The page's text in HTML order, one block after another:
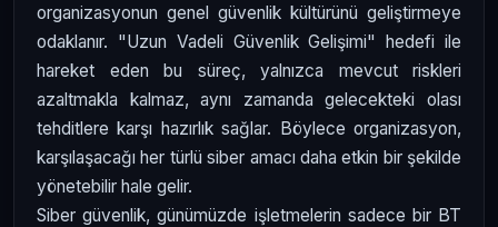
organizasyonun genel güvenlik kültürünü geliştirmeye
odaklanır. "Uzun Vadeli Güvenlik Gelişimi" hedefi ile
hareket eden bu süreç, yalnızca mevcut riskleri
azaltmakla kalmaz, aynı zamanda gelecekteki olası
tehditlere karşı hazırlık sağlar. Böylece organizasyon,
karşılaşacağı her türlü siber amacı daha etkin bir şekilde
yönetebilir hale gelir.
Siber güvenlik, günümüzde işletmelerin sadece bir BT